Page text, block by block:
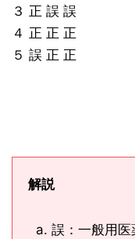
３ 正 誤 誤
４ 正 正 正
５ 誤 正 正
解説
誤：一般用